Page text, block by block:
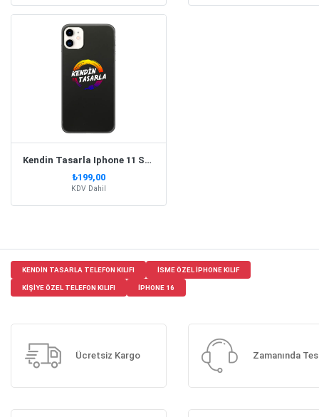
Kendin Tasarla Iphone 11 Siyah Kılıf
₺199,00
KDV Dahil
KENDIN TASARLA TELEFON KILIFI ISME ÖZEL IPHONE KILIF
KIŞIYE ÖZEL TELEFON KILIFI IPHONE 16
Ücretsiz Kargo Zamanında